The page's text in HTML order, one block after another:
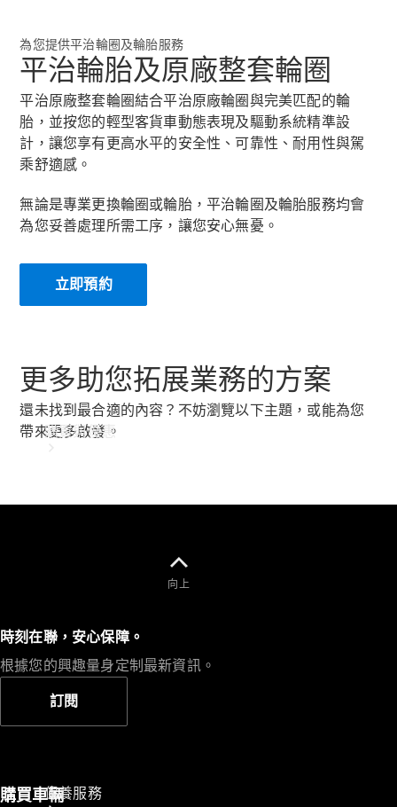
Vito輕型客
貨車
eVito Panel
Van
Vito Mixto
eVito
Tourer
購買與優惠
保養服務
為您提供平治輪圈及輪胎服務
平治輪胎及原廠整套輪圈
平治原廠整套輪圈結合平治原廠輪圈與完美匹配的輪
胎，並按您的輕型客貨車動態表現及驅動系統精準設
計，讓您享有更高水平的安全性、可靠性、耐用性與駕
乘舒適感。
無論是專業更換輪圈或輪胎，平治輪圈及輪胎服務均會
為您妥善處理所需工序，讓您安心無憂。
立即預約
更多助您拓展業務的方案
還未找到最合適的內容？不妨瀏覽以下主題，或能為您
帶來更多啟發。
向上
時刻在聯，安心保障。
根據您的興趣量身定制最新資訊。
訂閱
購買車輛